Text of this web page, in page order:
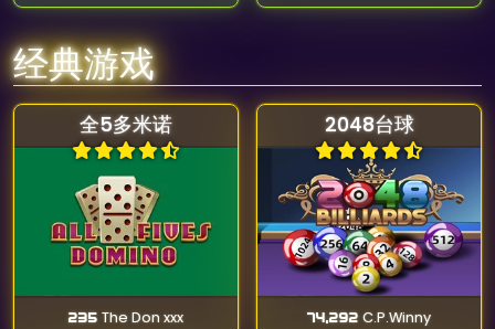
经典游戏
全5多米诺
235 The Don xxx
2048台球
74,292 C.P.Winny